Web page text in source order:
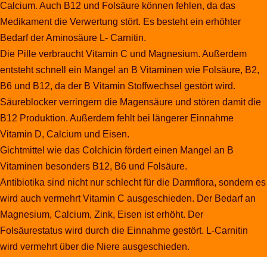
Calcium. Auch B12 und Folsäure können fehlen, da das
Medikament die Verwertung stört. Es besteht ein erhöhter
Bedarf der Aminosäure L- Carnitin.
Die Pille verbraucht Vitamin C und Magnesium. Außerdem
entsteht schnell ein Mangel an B Vitaminen wie Folsäure, B2,
B6 und B12, da der B Vitamin Stoffwechsel gestört wird.
Säureblocker verringern die Magensäure und stören damit die
B12 Produktion. Außerdem fehlt bei längerer Einnahme
Vitamin D, Calcium und Eisen.
Gichtmittel wie das Colchicin fördert einen Mangel an B
Vitaminen besonders B12, B6 und Folsäure.
Antibiotika sind nicht nur schlecht für die Darmflora, sondern es
wird auch vermehrt Vitamin C ausgeschieden. Der Bedarf an
Magnesium, Calcium, Zink, Eisen ist erhöht. Der
Folsäurestatus wird durch die Einnahme gestört. L-Carnitin
wird vermehrt über die Niere ausgeschieden.